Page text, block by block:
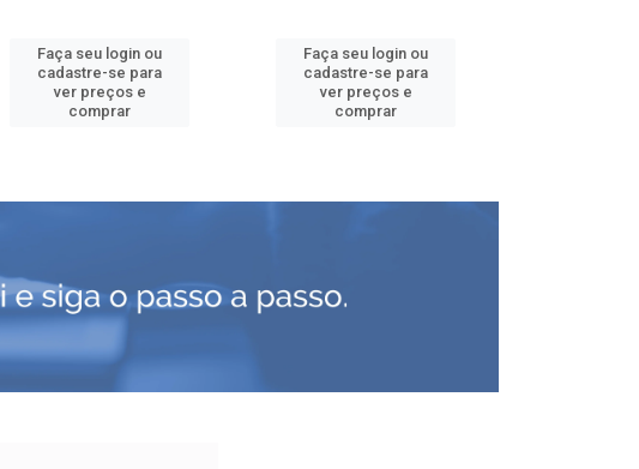
Faça seu login ou
cadastre-se para
ver preços e
comprar
Faça seu login ou
cadastre-se para
ver preços e
comprar